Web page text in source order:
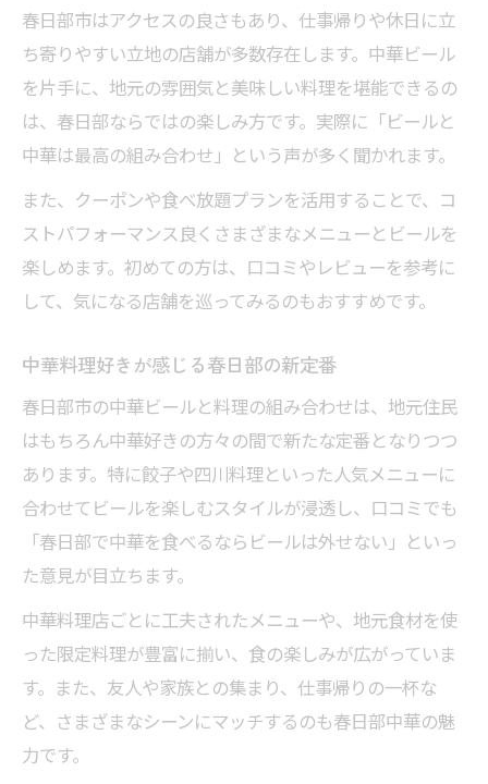
春日部市はアクセスの良さもあり、仕事帰りや休日に立
ち寄りやすい立地の店舗が多数存在します。中華ビール
を片手に、地元の雰囲気と美味しい料理を堪能できるの
は、春日部ならではの楽しみ方です。実際に「ビールと
中華は最高の組み合わせ」という声が多く聞かれます。
また、クーポンや食べ放題プランを活用することで、コ
ストパフォーマンス良くさまざまなメニューとビールを
楽しめます。初めての方は、口コミやレビューを参考に
して、気になる店舗を巡ってみるのもおすすめです。
中華料理好きが感じる春日部の新定番
春日部市の中華ビールと料理の組み合わせは、地元住民
はもちろん中華好きの方々の間で新たな定番となりつつ
あります。特に餃子や四川料理といった人気メニューに
合わせてビールを楽しむスタイルが浸透し、口コミでも
「春日部で中華を食べるならビールは外せない」といっ
た意見が目立ちます。
中華料理店ごとに工夫されたメニューや、地元食材を使
った限定料理が豊富に揃い、食の楽しみが広がっていま
す。また、友人や家族との集まり、仕事帰りの一杯な
ど、さまざまなシーンにマッチするのも春日部中華の魅
力です。